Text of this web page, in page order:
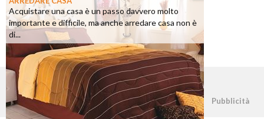
Acquistare una casa è un passo davvero molto
importante e difficile, ma anche arredare casa non è
di...
©2026 - casapratica.net - p.iva 03338800984 Pubblicità